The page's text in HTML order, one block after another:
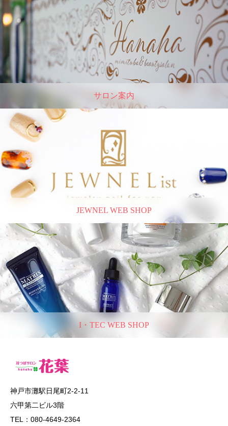
サロン案内
JEWNEL WEB SHOP
I・TEC WEB SHOP
神戸市灘駅日尾町2-2-11
六甲第二ビル3階
TEL：080-4649-2364